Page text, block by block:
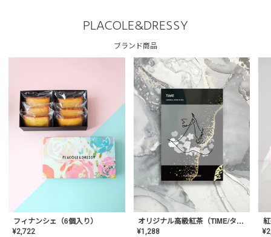
PLACOLE&DRESSY
ブランド商品
フィナンシェ（6個入り）
¥2,722
オリジナル高級紅茶（TIME/タイム）【ギフト/プチギフト/プレゼント/内祝い/結婚式/オリジナル配合/高品質/ハーブティー/茶葉/記念日/お返し/手土産/美容/おしゃれ】
¥1,288 ¥